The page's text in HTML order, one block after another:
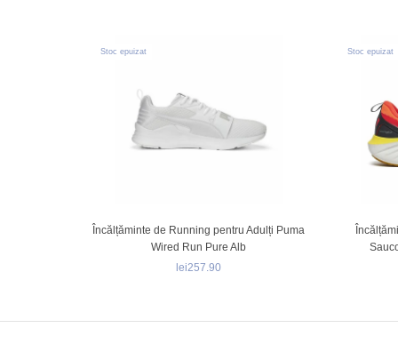
Stoc epuizat
Încălțăminte de Running pentru Adulți Puma
Wired Run Pure Alb
lei257.90
Stoc epuizat